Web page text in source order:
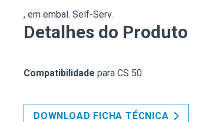
, em embal. Self-Serv.
Detalhes do Produto
Compatibilidade para CS 50
DOWNLOAD FICHA TÉCNICA